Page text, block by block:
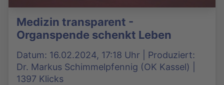
Medizin transparent -
Organspende schenkt Leben
Datum: 16.02.2024, 17:18 Uhr | Produziert:
Dr. Markus Schimmelpfennig (OK Kassel) |
1397 Klicks